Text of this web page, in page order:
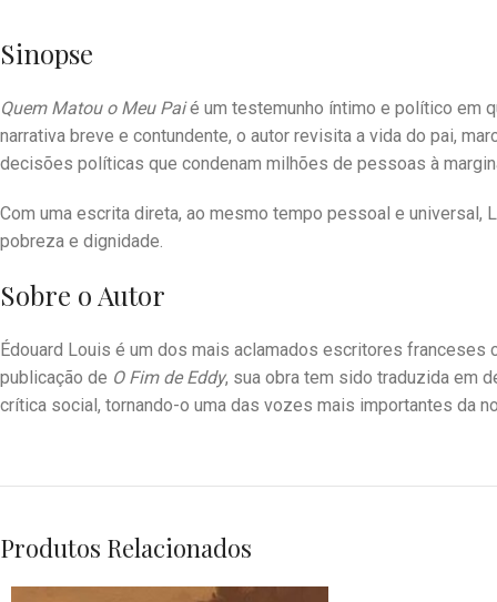
Sinopse
Quem Matou o Meu Paié um testemunho íntimo e político em
narrativa breve e contundente, o autor revisita a vida do pai,
decisões políticas que condenam milhões de pessoas à
Com uma escrita direta, ao mesmo tempo pessoal e
pobreza e dignidade.
Sobre o Autor
Édouard Louis é um dos mais aclamados escritores
publicação de O Fim de Eddy, sua obra tem sido traduzida em
crítica social, tornando-o uma das vozes mais importantes da
Produtos Relacionados